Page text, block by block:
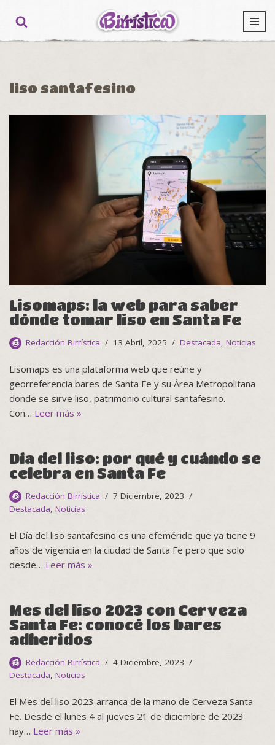
liso santafesino
Lisomaps: la web para saber
dónde tomar liso en Santa Fe
Redacción Birrística 13 Abril, 2025 Destacada, Noticias
Lisomaps es una plataforma web que reúne y
georreferencia bares de Santa Fe y su Área Metropolitana
donde se sirve liso, patrimonio cultural santafesino.
Con… Leer más »
Día del liso: por qué y cuándo se
celebra en Santa Fe
Redacción Birrística
7 Diciembre, 2023
Destacada, Noticias
El Día del liso santafesino es una efeméride que ya tiene 9
años de vigencia en la ciudad de Santa Fe pero que solo
desde… Leer más »
Mes del liso 2023 con Cerveza
Santa Fe: conocé los bares
adheridos
Redacción Birrística
4 Diciembre, 2023
Destacada, Noticias
El Mes del liso 2023 arranca de la mano de Cerveza Santa
Fe. Desde el lunes 4 al jueves 21 de diciembre de 2023
hay… Leer más »